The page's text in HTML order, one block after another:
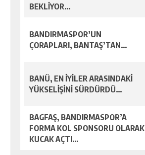
BEKLİYOR…
BANDIRMASPOR’UN
ÇORAPLARI, BANTAŞ’TAN…
BANÜ, EN İYİLER ARASINDAKİ
YÜKSELİŞİNİ SÜRDÜRDÜ…
BAGFAŞ, BANDIRMASPOR’A
FORMA KOL SPONSORU OLARAK
KUCAK AÇTI…